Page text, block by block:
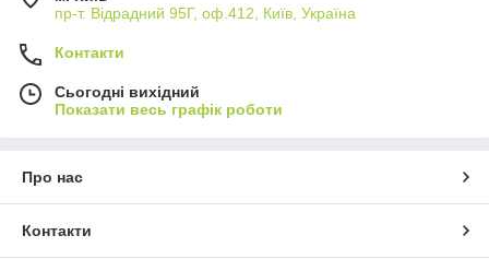
пр-т. Відрадний 95Г, оф.412, Київ, Україна
Контакти
Сьогодні вихідний
Показати весь графік роботи
Про нас
Контакти